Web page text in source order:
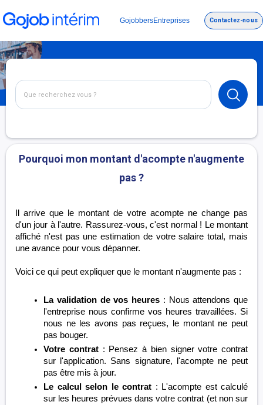
GojobbersEntreprises Contactez-nous
Pourquoi mon montant d'acompte n'augmente
pas ?
Il arrive que le montant de votre acompte ne change pas
d'un jour à l'autre. Rassurez-vous, c'est normal ! Le montant
affiché n'est pas une estimation de votre salaire total, mais
une avance pour vous dépanner.
Voici ce qui peut expliquer que le montant n'augmente pas :
La validation de vos heures : Nous attendons que
l'entreprise nous confirme vos heures travaillées. Si
nous ne les avons pas reçues, le montant ne peut
pas bouger.
Votre contrat: Pensez à bien signer votre contrat
sur l'application. Sans signature, l'acompte ne peut
pas être mis à jour.
Le calcul selon le contrat : L'acompte est calculé
sur les heures prévues dans votre contrat (et non sur